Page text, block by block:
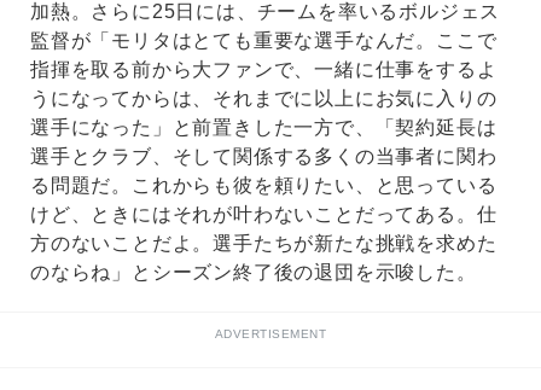
加熱。さらに25日には、チームを率いるボルジェス
監督が「モリタはとても重要な選手なんだ。ここで
指揮を取る前から大ファンで、一緒に仕事をするよ
うになってからは、それまでに以上にお気に入りの
選手になった」と前置きした一方で、「契約延長は
選手とクラブ、そして関係する多くの当事者に関わ
る問題だ。これからも彼を頼りたい、と思っている
けど、ときにはそれが叶わないことだってある。仕
方のないことだよ。選手たちが新たな挑戦を求めた
のならね」とシーズン終了後の退団を示唆した。
ADVERTISEMENT